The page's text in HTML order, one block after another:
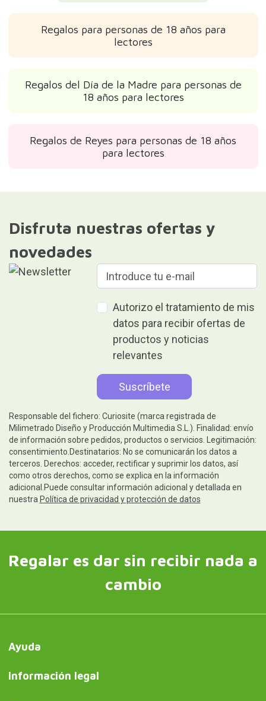
Regalos para personas de 18 años para
lectores
Regalos del Día de la Madre para personas de
18 años para lectores
Regalos de Reyes para personas de 18 años
para lectores
Disfruta nuestras ofertas y
novedades
Autorizo el tratamiento de mis
datos para recibir ofertas de
productos y noticias
relevantes
Responsable del fichero: Curiosite (marca registrada de
Milimetrado Diseño y Producción Multimedia S.L.). Finalidad: envío
de información sobre pedidos, productos o servicios. Legitimación:
consentimiento.Destinatarios: No se comunicarán los datos a
terceros. Derechos: acceder, rectificar y suprimir los datos, así
como otros derechos, como se explica en la información
adicional.Puede consultar información adicional y detallada en
nuestra Política de privacidad y protección de datos
Regalar es dar sin recibir nada a
cambio
Ayuda
Información legal